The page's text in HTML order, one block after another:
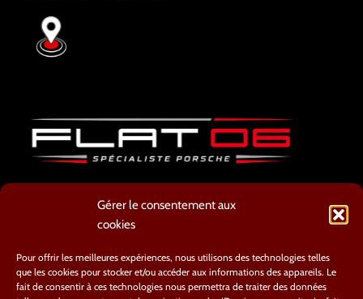
Gérer le consentement aux
cookies
Pour offrir les meilleures expériences, nous utilisons des technologies telles
que les cookies pour stocker et/ou accéder aux informations des appareils. Le
fait de consentir à ces technologies nous permettra de traiter des données
8 AVENUE CYRILLE BESSET
TEL : 04.93.20.66.54
contact@flat06.fr